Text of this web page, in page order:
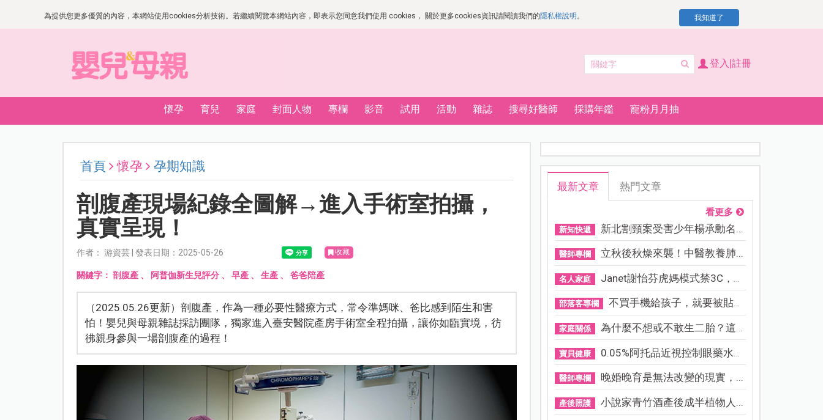
為提供您更多優質的內容，本網站使用cookies分析技術。若繼續閱覽本網站內容，即表示您同意我們使用 cookies， 關於更多cookies資訊請閱讀我們的隱私權說明 。 我知道了
登入|註冊
懷孕 育兒 家庭 封面人物 專欄 影音 試用 活動 雜誌 搜尋好醫師 採購年鑑 寵粉月月抽
首頁 懷孕 孕期知識
剖腹產現場紀錄全圖解→進入手術室拍攝，
真實呈現！
作者： 游資芸 | 發表日期：2025-05-26 收藏
關鍵字： 剖腹產、 阿普伽新生兒評分、 早產、 生產、 爸爸陪產
（2025.05.26更新）剖腹產，作為一種必要性醫療方式，常令準媽咪、爸比感到陌生和害
怕！嬰兒與母親雜誌採訪團隊，獨家進入臺安醫院產房手術室全程拍攝，讓你如臨實境，彷
彿親身參與一場剖腹產的過程！
最新文章 熱門文章
看更多
新知快遞 新北割頸案受害少年楊承勳名...
醫師專欄 立秋後秋燥來襲！中醫教養肺...
名人家庭 Janet謝怡芬虎媽模式禁3C，看...
部落客專欄 不買手機給孩子，就要被貼「...
家庭關係 為什麼不想或不敢生二胎？這8...
寶貝健康 0.05%阿托品近視控制眼藥水納...
醫師專欄 晚婚晚育是無法改變的現實，...
產後照護 小說家青竹酒產後成半植物人...